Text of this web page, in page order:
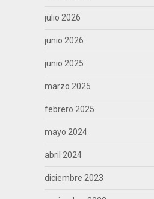
julio 2026
junio 2026
junio 2025
marzo 2025
febrero 2025
mayo 2024
abril 2024
diciembre 2023